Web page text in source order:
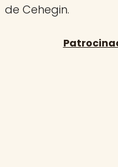
de Cehegin.